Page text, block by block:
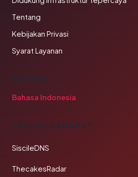
Tentang
Kebijakan Privasi
Syarat Layanan
BAHASA
Bahasa Indonesia
TAUTAN SAHABAT
SiscileDNS
ThecakesRadar